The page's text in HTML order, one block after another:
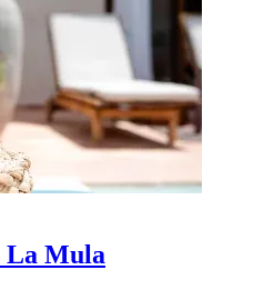
La Mula